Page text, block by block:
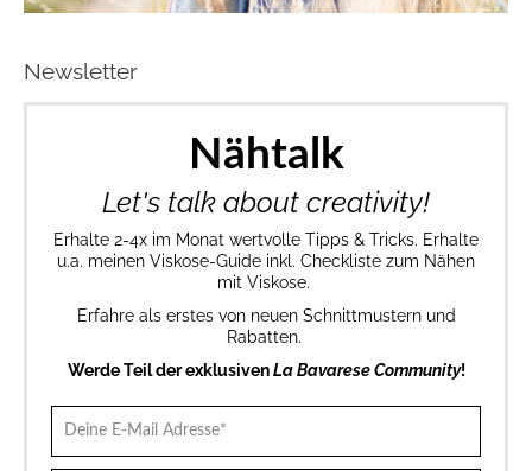
Newsletter
Nähtalk
Let's talk about creativity!
Erhalte 2-4x im Monat wertvolle Tipps & Tricks. Erhalte
u.a. meinen Viskose-Guide inkl. Checkliste zum Nähen
mit Viskose.
Erfahre als erstes von neuen Schnittmustern und
Rabatten.
Werde Teil der exklusivenLa Bavarese Community!